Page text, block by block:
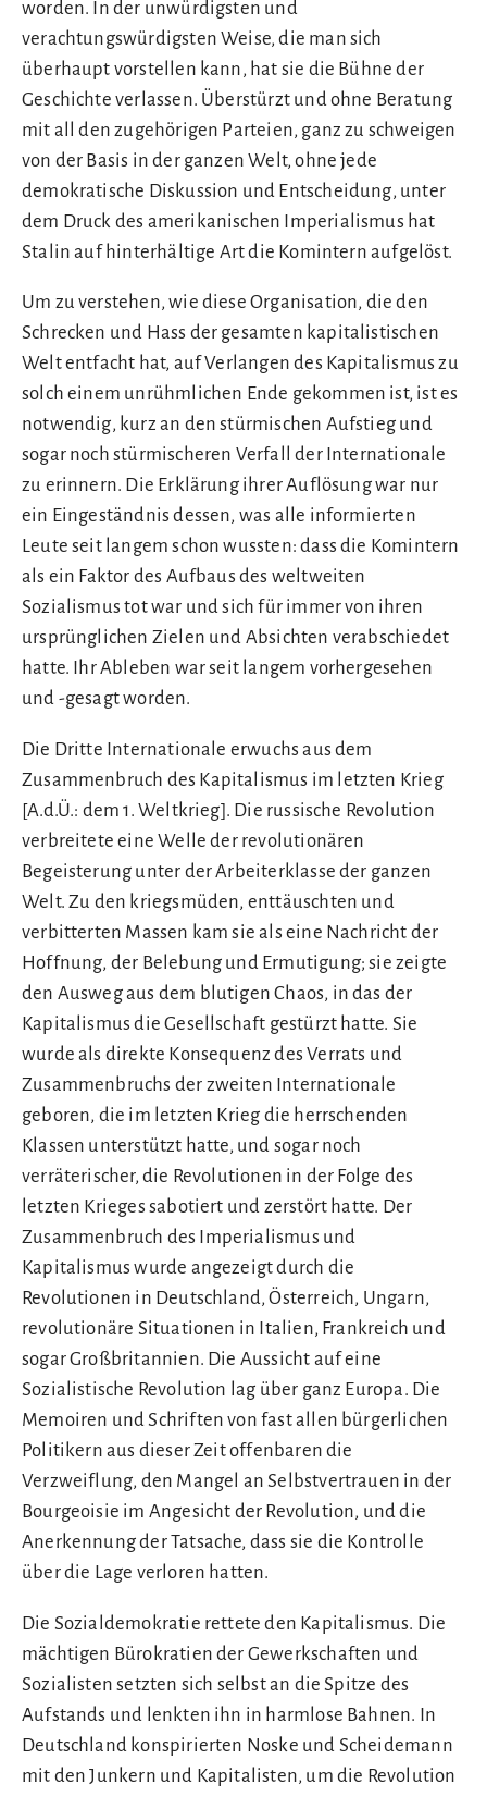
worden. In der unwürdigsten und
verachtungswürdigsten Weise, die man sich
überhaupt vorstellen kann, hat sie die Bühne der
Geschichte verlassen. Überstürzt und ohne Beratung
mit all den zugehörigen Parteien, ganz zu schweigen
von der Basis in der ganzen Welt, ohne jede
demokratische Diskussion und Entscheidung, unter
dem Druck des amerikanischen Imperialismus hat
Stalin auf hinterhältige Art die Komintern aufgelöst.
Um zu verstehen, wie diese Organisation, die den
Schrecken und Hass der gesamten kapitalistischen
Welt entfacht hat, auf Verlangen des Kapitalismus zu
solch einem unrühmlichen Ende gekommen ist, ist es
notwendig, kurz an den stürmischen Aufstieg und
sogar noch stürmischeren Verfall der Internationale
zu erinnern. Die Erklärung ihrer Auflösung war nur
ein Eingeständnis dessen, was alle informierten
Leute seit langem schon wussten: dass die Komintern
als ein Faktor des Aufbaus des weltweiten
Sozialismus tot war und sich für immer von ihren
ursprünglichen Zielen und Absichten verabschiedet
hatte. Ihr Ableben war seit langem vorhergesehen
und -gesagt worden.
Die Dritte Internationale erwuchs aus dem
Zusammenbruch des Kapitalismus im letzten Krieg
[A.d.Ü.: dem 1. Weltkrieg]. Die russische Revolution
verbreitete eine Welle der revolutionären
Begeisterung unter der Arbeiterklasse der ganzen
Welt. Zu den kriegsmüden, enttäuschten und
verbitterten Massen kam sie als eine Nachricht der
Hoffnung, der Belebung und Ermutigung; sie zeigte
den Ausweg aus dem blutigen Chaos, in das der
Kapitalismus die Gesellschaft gestürzt hatte. Sie
wurde als direkte Konsequenz des Verrats und
Zusammenbruchs der zweiten Internationale
geboren, die im letzten Krieg die herrschenden
Klassen unterstützt hatte, und sogar noch
verräterischer, die Revolutionen in der Folge des
letzten Krieges sabotiert und zerstört hatte. Der
Zusammenbruch des Imperialismus und
Kapitalismus wurde angezeigt durch die
Revolutionen in Deutschland, Österreich, Ungarn,
revolutionäre Situationen in Italien, Frankreich und
sogar Großbritannien. Die Aussicht auf eine
Sozialistische Revolution lag über ganz Europa. Die
Memoiren und Schriften von fast allen bürgerlichen
Politikern aus dieser Zeit offenbaren die
Verzweiflung, den Mangel an Selbstvertrauen in der
Bourgeoisie im Angesicht der Revolution, und die
Anerkennung der Tatsache, dass sie die Kontrolle
über die Lage verloren hatten.
Die Sozialdemokratie rettete den Kapitalismus. Die
mächtigen Bürokratien der Gewerkschaften und
Sozialisten setzten sich selbst an die Spitze des
Aufstands und lenkten ihn in harmlose Bahnen. In
Deutschland konspirierten Noske und Scheidemann
mit den Junkern und Kapitalisten, um die Revolution